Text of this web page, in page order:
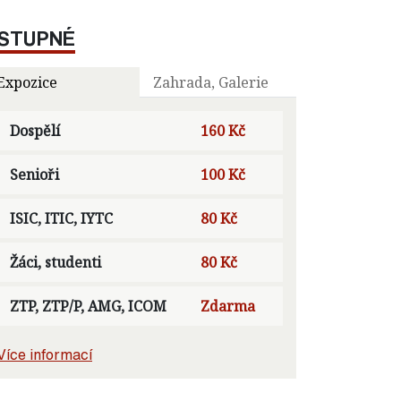
Zahrada, Galerie
Dospělí 160 Kč
Senioři 100 Kč
ISIC, ITIC, IYTC 80 Kč
Žáci, studenti 80 Kč
ZTP, ZTP/P, AMG, ICOM Zdarma
informací